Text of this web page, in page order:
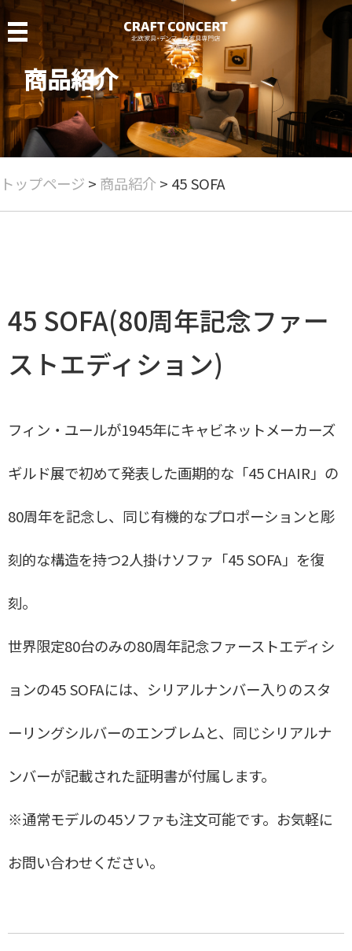
商品紹介
MENU
クラフトコンサート
当店について
商品紹介
商品一覧
chieftainchair
J39
GE284a GE284S
PP19、PP１２０
グランプリチェア
JGフォールディングスツール
CH004 NESTING TABLES
BPS142 サイドボード
カクテルテーブル
CH45ロッキングチェア
Vegaチェア
EGYPTIAN CHAIR
メトロポリタンチェア
トップページ > 商品紹介> 45 SOFA
45 SOFA(80周年記念ファー
ストエディション)
フィン・ユールが1945年にキャビネットメーカーズ
ギルド展で初めて発表した画期的な「45 CHAIR」の
80周年を記念し、同じ有機的なプロポーションと彫
刻的な構造を持つ2人掛けソファ「45 SOFA」を復
刻。
世界限定80台のみの80周年記念ファーストエディシ
ョンの45 SOFAには、シリアルナンバー入りのスタ
ーリングシルバーのエンブレムと、同じシリアルナ
ンバーが記載された証明書が付属します。
※通常モデルの45ソファも注文可能です。お気軽に
お問い合わせください。